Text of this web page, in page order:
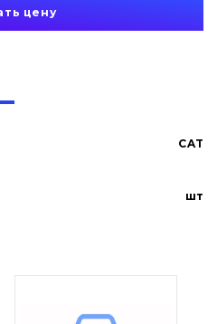
цену
CAT
шт